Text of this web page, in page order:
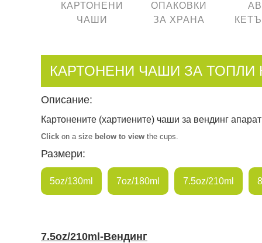
КАРТОНЕНИ
ЧАШИ
ОПАКОВКИ
ЗА ХРАНА
КАРТОНЕНИ ЧАШИ ЗА ТОПЛИ
Описание:
Картонените (хартиените) чаши за вендинг
Click on a size below to view the cups.
Размери:
5oz/130ml 7oz/180ml 7.5oz/210ml
7.5oz/210ml-Вендинг